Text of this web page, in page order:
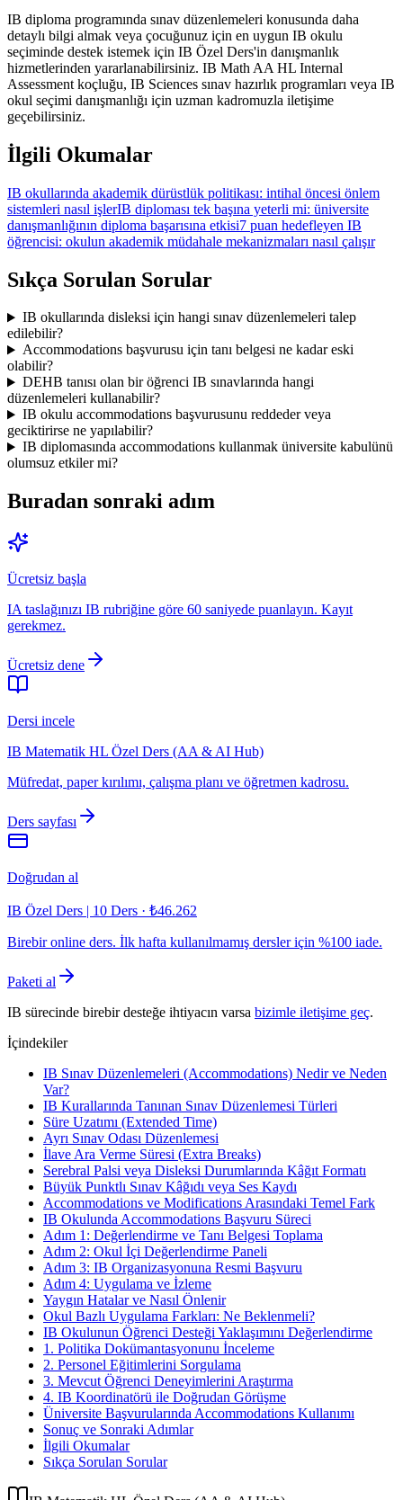
IB diploma programında sınav düzenlemeleri konusunda daha
detaylı bilgi almak veya çocuğunuz için en uygun IB okulu
seçiminde destek istemek için IB Özel Ders'in danışmanlık
hizmetlerinden yararlanabilirsiniz. IB Math AA HL Internal
Assessment koçluğu, IB Sciences sınav hazırlık programları veya IB
okul seçimi danışmanlığı için uzman kadromuzla iletişime
geçebilirsiniz.
İlgili Okumalar
IB okullarında akademik dürüstlük politikası: intihal öncesi önlem
sistemleri nasıl işlerIB diploması tek başına yeterli mi: üniversite
danışmanlığının diploma başarısına etkisi7 puan hedefleyen IB
öğrencisi: okulun akademik müdahale mekanizmaları nasıl çalışır
Sıkça Sorulan Sorular
IB okullarında disleksi için hangi sınav düzenlemeleri talep
edilebilir?
Accommodations başvurusu için tanı belgesi ne kadar eski
olabilir?
DEHB tanısı olan bir öğrenci IB sınavlarında hangi
düzenlemeleri kullanabilir?
IB okulu accommodations başvurusunu reddeder veya
geciktirirse ne yapılabilir?
IB diplomasında accommodations kullanmak üniversite kabulünü
olumsuz etkiler mi?
Buradan sonraki adım
Ücretsiz başla
IA taslağınızı IB rubriğine göre 60 saniyede puanlayın. Kayıt
gerekmez.
Ücretsiz dene
Dersi incele
IB Matematik HL Özel Ders (AA & AI Hub)
Müfredat, paper kırılımı, çalışma planı ve öğretmen kadrosu.
Ders sayfası
Doğrudan al
IB Özel Ders | 10 Ders · ₺46.262
Birebir online ders. İlk hafta kullanılmamış dersler için %100 iade.
Paketi al
IB sürecinde birebir desteğe ihtiyacın varsa bizimle iletişime geç.
İçindekiler
IB Sınav Düzenlemeleri (Accommodations) Nedir ve Neden
Var?
IB Kurallarında Tanınan Sınav Düzenlemesi Türleri
Süre Uzatımı (Extended Time)
Ayrı Sınav Odası Düzenlemesi
İlave Ara Verme Süresi (Extra Breaks)
Serebral Palsi veya Disleksi Durumlarında Kâğıt Formatı
Büyük Punktlı Sınav Kâğıdı veya Ses Kaydı
Accommodations ve Modifications Arasındaki Temel Fark
IB Okulunda Accommodations Başvuru Süreci
Adım 1: Değerlendirme ve Tanı Belgesi Toplama
Adım 2: Okul İçi Değerlendirme Paneli
Adım 3: IB Organizasyonuna Resmi Başvuru
Adım 4: Uygulama ve İzleme
Yaygın Hatalar ve Nasıl Önlenir
Okul Bazlı Uygulama Farkları: Ne Beklenmeli?
IB Okulunun Öğrenci Desteği Yaklaşımını Değerlendirme
1. Politika Dokümantasyonunu İnceleme
2. Personel Eğitimlerini Sorgulama
3. Mevcut Öğrenci Deneyimlerini Araştırma
4. IB Koordinatörü ile Doğrudan Görüşme
Üniversite Başvurularında Accommodations Kullanımı
Sonuç ve Sonraki Adımlar
İlgili Okumalar
Sıkça Sorulan Sorular